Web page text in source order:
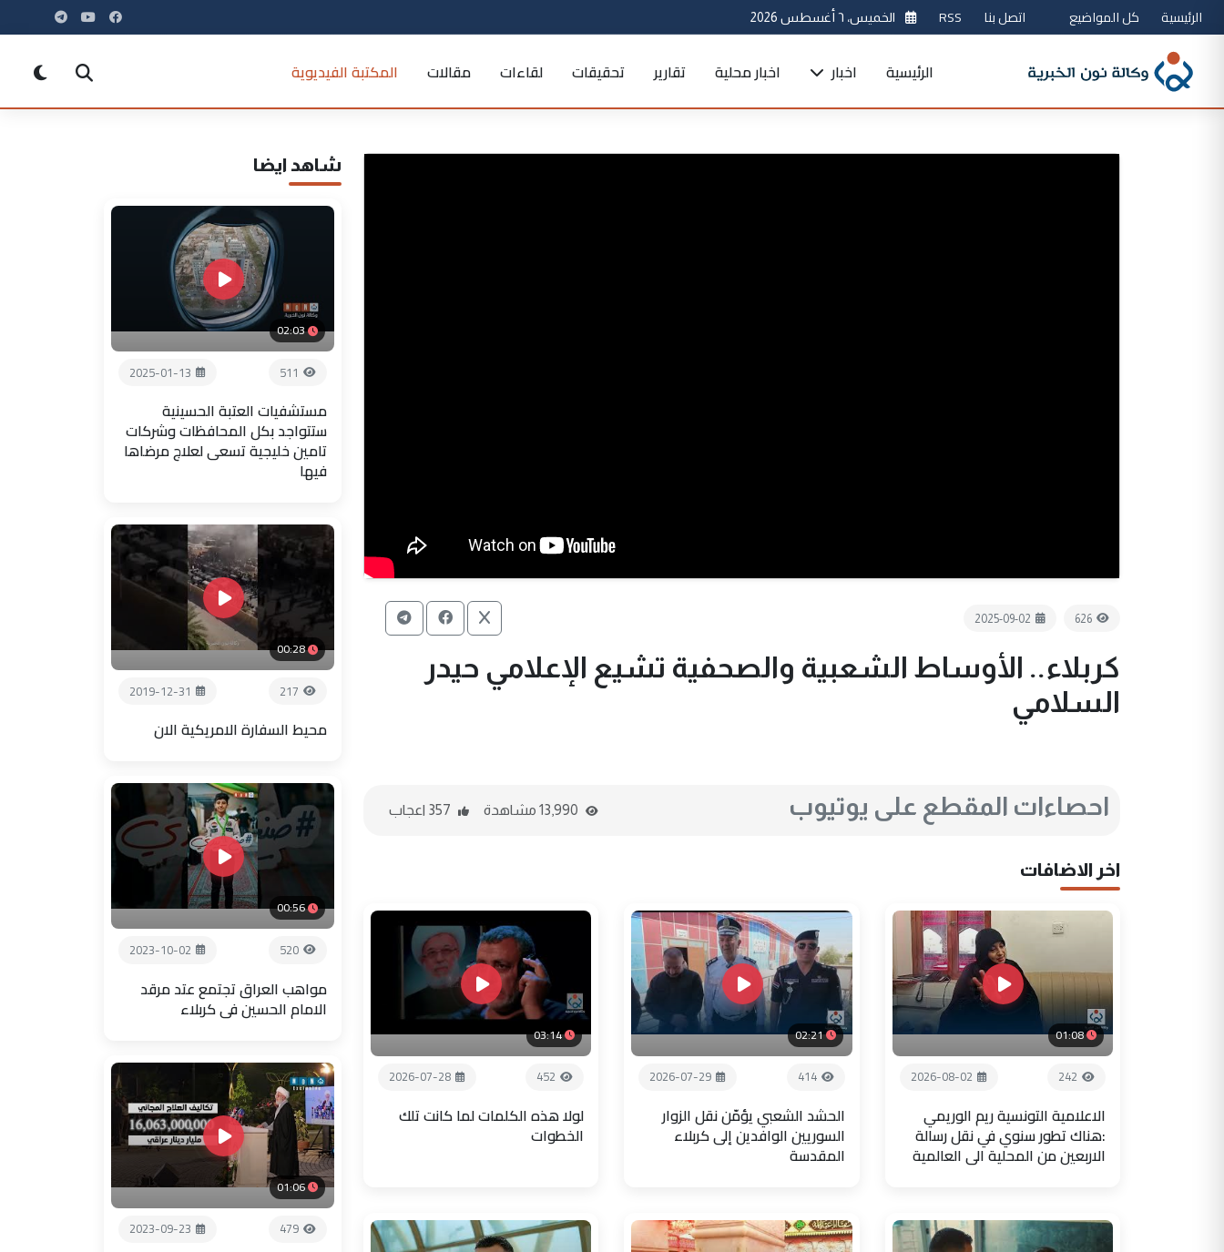
الرئيسية كل المواضيع اتصل بنا RSS الخميس، ٦ أغسطس 2026
الرئيسية اخبار اخبار محلية تقارير تحقيقات لقاءات مقالات المكتبة الفيديوية
626
2025-09-02
كربلاء.. الأوساط الشعبية والصحفية تشيع الإعلامي حيدر
السلامي
احصاءات المقطع على يوتيوب
اخر الاضافات
01:08
242
2026-08-02
الاعلامية التونسية ريم الوريمي
:هناك تطور سنوي في نقل رسالة
الاربعين من المحلية الى العالمية
02:21
414
2026-07-29
الحشد الشعبي يؤمّن نقل الزوار
السوريين الوافدين إلى كربلاء
المقدسة
03:14
452
2026-07-28
لولا هذه الكلمات لما كانت تلك
الخطوات
شاهد ايضا
02:03
511
2025-01-13
مستشفيات العتبة الحسينية
ستتواجد بكل المحافظات وشركات
تامين خليجية تسعى لعلاج مرضاها
فيها
00:28
217
2019-12-31
محيط السفارة الامريكية الان
00:56
520
2023-10-02
مواهب العراق تجتمع عتد مرقد
الامام الحسين في كربلاء
01:06
479
2023-09-23